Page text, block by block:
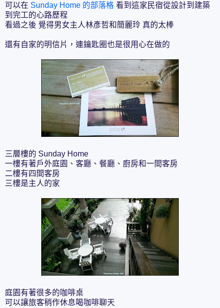
可以在 Sunday Home 的部落格 看到這家民宿從設計到建築
到完工的心路歷程
看過之後 覺得男女主人林彥哲和簡麗玲 真的太棒
還有自家的明信片，連鑰匙圈也是很用心在做的
三層樓的 Sunday Home
一樓有著戶外庭園、客廳、餐廳、廚房和一間客房
二樓有四間客房
三樓是主人的家
庭園有著很多的咖啡桌
可以讓旅客稍作休息喝咖啡聊天